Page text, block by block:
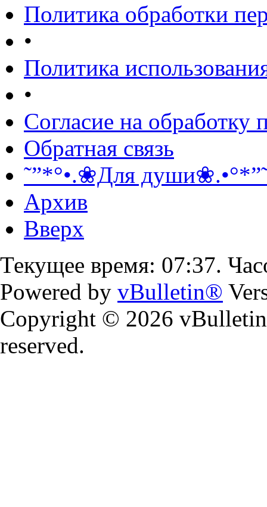
Политика обработки
•
Политика
•
Согласие на
Обратная связь
˜”*°•.❀Для
Архив
Вверх
Текущее время: 07:37.
Powered by vBulletin®
Copyright © 2026
reserved.